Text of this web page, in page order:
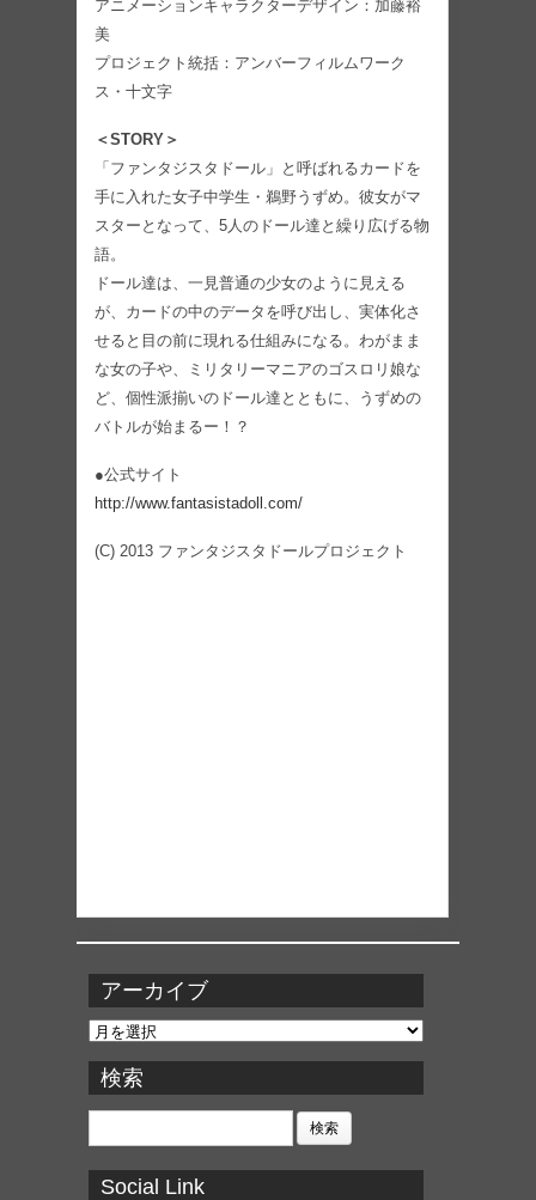
アニメーションキャラクターデザイン：加藤裕
美
プロジェクト統括：アンバーフィルムワーク
ス・十文字
＜STORY＞
「ファンタジスタドール」と呼ばれるカードを
手に入れた女子中学生・鵜野うずめ。彼女がマ
スターとなって、5人のドール達と繰り広げる物
語。
ドール達は、一見普通の少女のように見える
が、カードの中のデータを呼び出し、実体化さ
せると目の前に現れる仕組みになる。わがまま
な女の子や、ミリタリーマニアのゴスロリ娘な
ど、個性派揃いのドール達とともに、うずめの
バトルが始まるー！？
●公式サイト
http://www.fantasistadoll.com/
(C) 2013 ファンタジスタドールプロジェクト
アーカイブ
ア
カ
イ
ブ
検索
検
Social Link